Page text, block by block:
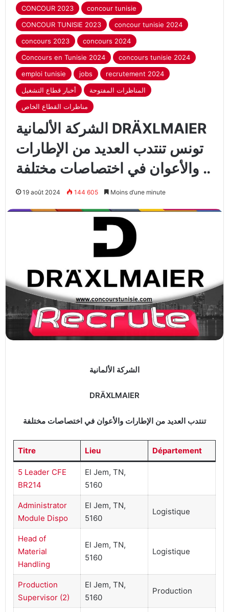
CONCOUR 2023
concour tunisie
CONCOUR TUNISIE 2023
concour tunisie 2024
concours 2023
concours 2024
Concours en Tunisie 2024
concours tunisie 2024
emploi tunisie
jobs
recrutement 2024
أخبار قطاع التشغيل
المناظرات المفتوحة
مناظرات القطاع الخاص
الشركة الألمانية DRÄXLMAIER
تونس تنتدب العديد من الإطارات
والأعوان في اختصاصات مختلفة ..
19 août 2024 144 605 Moins d’une minute
الشركة الألمانية
DRÄXLMAIER
تنتدب العديد من الإطارات والأعوان في اختصاصات مختلفة
Titre Lieu Département
5 Leader CFE
BR214
El Jem, TN,
5160
Administrator
Module Dispo
El Jem, TN,
5160
Logistique
Head of
Material
Handling
El Jem, TN,
5160
Logistique
Production
Supervisor (2)
El Jem, TN,
5160
Production